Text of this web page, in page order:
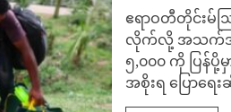
ဧရာဝတီတိုင်းမ်
လိုက်လို့ အသက်အန္
၅,၀၀၀ ကို ပြန်
အစိုးရ ပြောရ